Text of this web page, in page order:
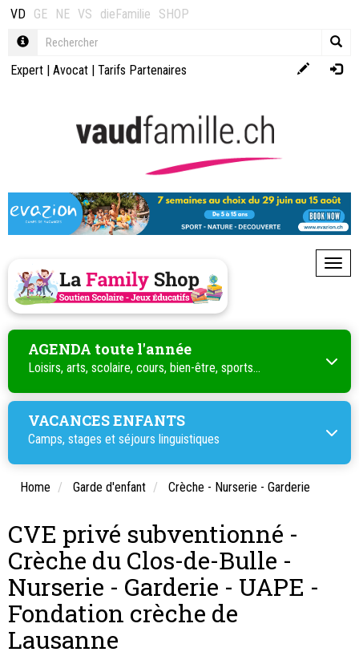
VD GE NE VS dieFamilie SHOP
Expert | Avocat | Tarifs Partenaires
AGENDA toute l'année
Loisirs, arts, scolaire, cours, bien-être, sports...
VACANCES ENFANTS
Camps, stages et séjours linguistiques
Home Garde d'enfant Crèche - Nurserie - Garderie
CVE privé subventionné -
Crèche du Clos-de-Bulle -
Nurserie - Garderie - UAPE -
Fondation crèche de
Lausanne